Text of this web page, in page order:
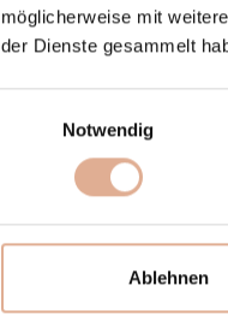
möglicherweise mit
der Dienste gesammelt
Notwendig
Ablehnen